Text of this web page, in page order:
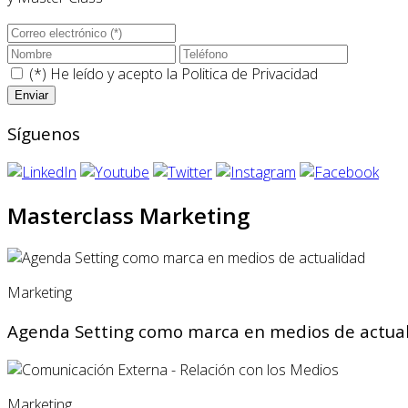
(*) He leído y acepto la Politica de Privacidad
Síguenos
Masterclass Marketing
Marketing
Agenda Setting como marca en medios de